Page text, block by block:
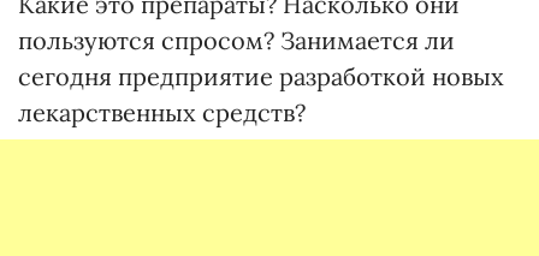
пользуются спросом? Занимается ли
сегодня предприятие разработкой новых
лекарственных средств?